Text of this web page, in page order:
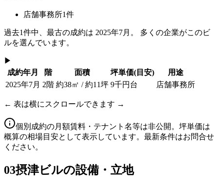
店舗事務所1件
過去1件中、最古の成約は 2025年7月 。 多くの企業がこのビ
ルを選んでいます。
▶
成約年月
階 面積 坪単価(目安)
用途
2025年7月 2階 約38㎡ / 約11坪 9千円台 店舗事務所
← 表は横にスクロールできます →
個別成約の月額賃料・テナント名等は非公開。坪単価は
概算の相場目安として表示しています。最新条件はお問合せ
ください。
03摂津ビルの設備・立地